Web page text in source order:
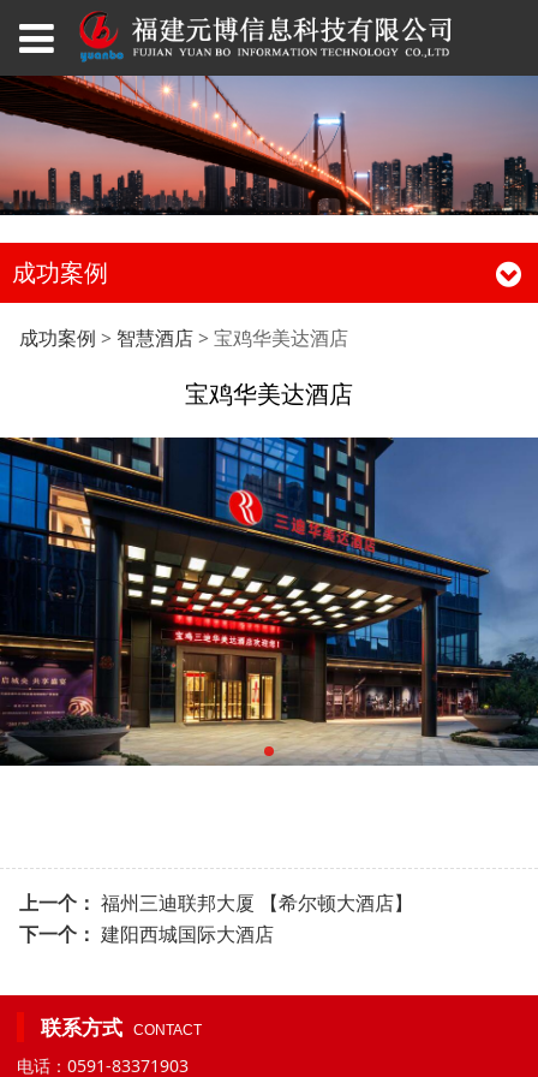
成功案例
宝鸡华美达酒店
成功案例 > 智慧酒店> 宝鸡华美达酒店
宝鸡华美达酒店
上一个： 福州三迪联邦大厦 【希尔顿大酒店】
下一个： 建阳西城国际大酒店
联系方式 CONTACT
电话：0591-83371903